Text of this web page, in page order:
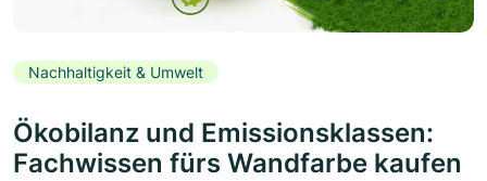
Nachhaltigkeit & Umwelt
Ökobilanz und Emissionsklassen:
Fachwissen fürs Wandfarbe kaufen